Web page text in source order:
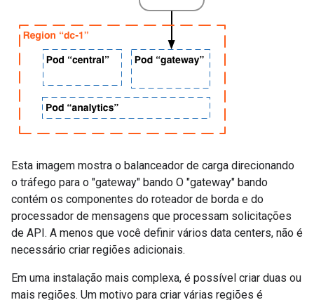
Esta imagem mostra o balanceador de carga direcionando
o tráfego para o "gateway" bando O "gateway" bando
contém os componentes do roteador de borda e do
processador de mensagens que processam solicitações
de API. A menos que você definir vários data centers, não é
necessário criar regiões adicionais.
Em uma instalação mais complexa, é possível criar duas ou
mais regiões. Um motivo para criar várias regiões é